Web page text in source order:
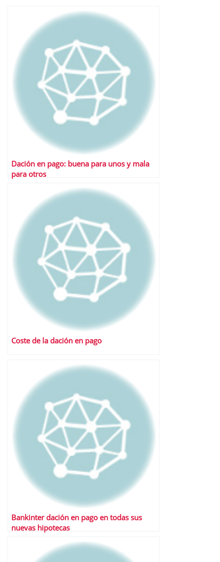
Dación en pago: buena para unos y mala
para otros
Coste de la dación en pago
Bankinter dación en pago en todas sus
nuevas hipotecas